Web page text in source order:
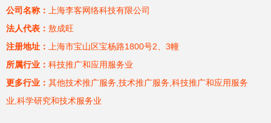
公司名称：
上海李客网络科技有限公司
法人代表： 敖成旺
注册地址：
上海市宝山区宝杨路1800号2、3幢
所属行业： 科技推广和应用服务业
更多行业： 其他技术推广服务,技术推广服务,科技推广和应用服务
业,科学研究和技术服务业